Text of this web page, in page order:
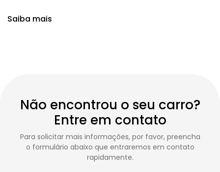
Saiba mais
Não encontrou o seu carro?
Entre em contato
Para solicitar mais informações, por favor, preencha
o formulário abaixo que entraremos em contato
rapidamente.